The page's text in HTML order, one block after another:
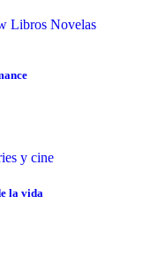
Libros Novelas
y cine
la vida